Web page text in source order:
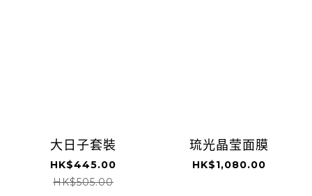
大日子套裝
HK$445.00
HK$505.00
琉光晶莹面膜
HK$1,080.00